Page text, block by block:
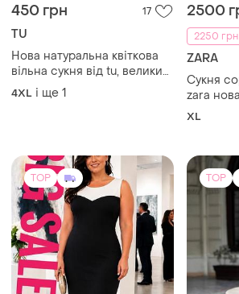
450 грн 17
TU
Нова натуральна квіткова
вільна сукня від tu, великий
розмір, батал.
4XL і ще 1
2500
2250
ZARA
Сукня
zara
бірками
XL
TOP TOP